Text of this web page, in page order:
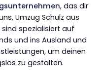
, das dir
Umzug Schulz aus
spezialisiert auf
und ins Ausland und
um deinen
zu gestalten.